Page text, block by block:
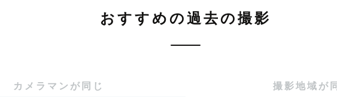
ご希望があれば事前にオンライン（ZOOMやLINEビデオ通話）にて相
おすすめの過去の撮影
カメラマンが同じ 撮影地域が